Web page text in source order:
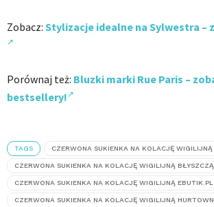
Zobacz: Stylizacje idealne na Sylwestra –
Porównaj też: Bluzki marki Rue Paris –
bestsellery!
TAGS CZERWONA SUKIENKA NA KOLACJĘ WIGILIJNĄ
CZERWONA SUKIENKA NA KOLACJĘ WIGILIJNĄ
CZERWONA SUKIENKA NA KOLACJĘ WIGILIJNĄ EBUTIK.PL
CZERWONA SUKIENKA NA KOLACJĘ WIGILIJNĄ